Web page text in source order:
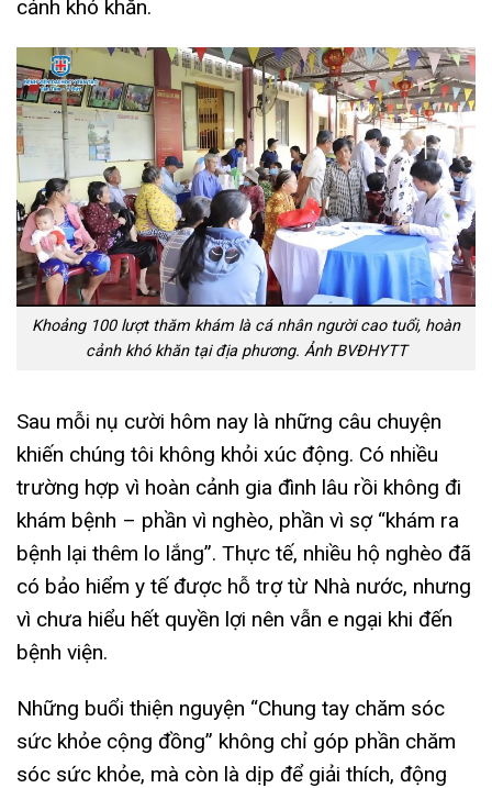
cảnh khó khăn.
Khoảng 100 lượt thăm khám là cá nhân người cao tuổi, hoàn
cảnh khó khăn tại địa phương. Ảnh BVĐHYTT
Sau mỗi nụ cười hôm nay là những câu chuyện
khiến chúng tôi không khỏi xúc động. Có nhiều
trường hợp vì hoàn cảnh gia đình lâu rồi không đi
khám bệnh – phần vì nghèo, phần vì sợ “khám ra
bệnh lại thêm lo lắng”. Thực tế, nhiều hộ nghèo đã
có bảo hiểm y tế được hỗ trợ từ Nhà nước, nhưng
vì chưa hiểu hết quyền lợi nên vẫn e ngại khi đến
bệnh viện.
Những buổi thiện nguyện “Chung tay chăm sóc
sức khỏe cộng đồng” không chỉ góp phần chăm
sóc sức khỏe, mà còn là dịp để giải thích, động